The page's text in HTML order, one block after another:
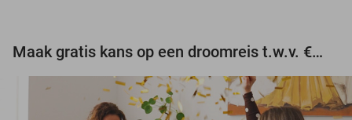
Maak gratis kans op een droomreis t.w.v. €3.000!